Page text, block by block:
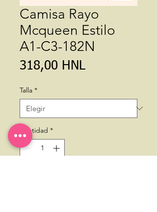
Camisa Rayo
Mcqueen Estilo
A1-C3-182N
318,00 HNLPrecio
Talla *
Cantidad *